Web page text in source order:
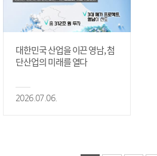
대한민국 산업을 이끈 영남, 첨
단산업의 미래를 열다
2026.07.06.